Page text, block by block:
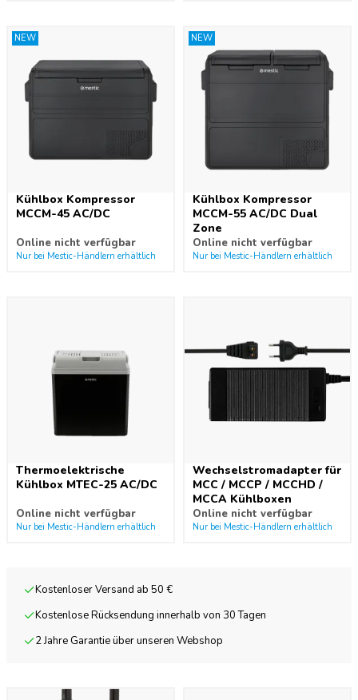
NEW
Kühlbox Kompressor
MCCM-45 AC/DC
Online nicht verfügbar
Nur bei Mestic-Händlern erhältlich
NEW
Kühlbox Kompressor
MCCM-55 AC/DC Dual
Zone
Online nicht verfügbar
Nur bei Mestic-Händlern erhältlich
Thermoelektrische
Kühlbox MTEC-25 AC/DC
Online nicht verfügbar
Nur bei Mestic-Händlern erhältlich
Wechselstromadapter für
MCC / MCCP / MCCHD /
MCCA Kühlboxen
Online nicht verfügbar
Nur bei Mestic-Händlern erhältlich
Kostenloser Versand ab 50 €
Kostenlose Rücksendung innerhalb von 30 Tagen
2 Jahre Garantie über unseren Webshop